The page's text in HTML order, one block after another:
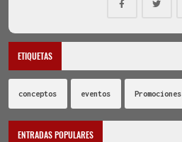
ETIQUETAS
conceptos eventos Promociones
ENTRADAS POPULARES